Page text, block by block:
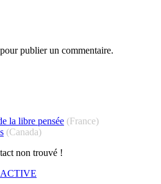
publier un commentaire.
la libre pensée (France)
(Canada)
non trouvé !